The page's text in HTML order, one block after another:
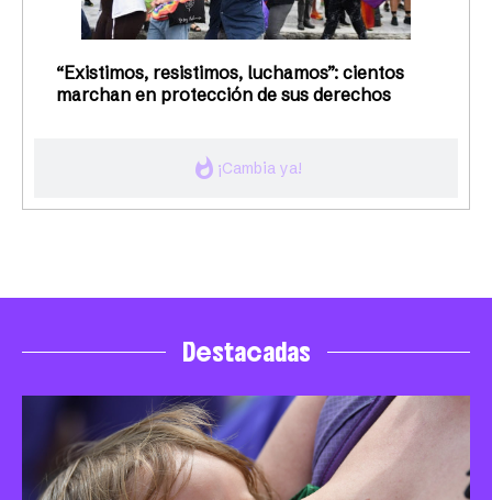
whatshot ¡Cambia ya!
“Existimos, resistimos, luchamos”: cientos
marchan en protección de sus derechos
Destacadas